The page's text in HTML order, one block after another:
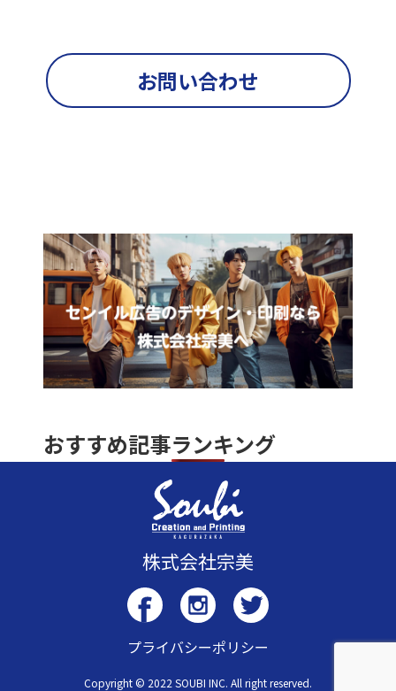
お問い合わせ
おすすめ記事ランキング
株式会社宗美
プライバシーポリシー
Copyright © 2022 SOUBI INC. All right reserved.